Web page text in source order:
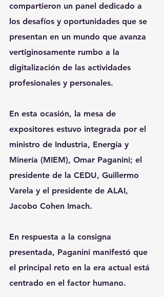
compartieron un panel dedicado a
los desafíos y oportunidades que se
presentan en un mundo que avanza
vertiginosamente rumbo a la
digitalización de las actividades
profesionales y personales.
En esta ocasión, la mesa de
expositores estuvo integrada por el
ministro de Industria, Energía y
Minería (MIEM), Omar Paganini; el
presidente de la CEDU, Guillermo
Varela y el presidente de ALAI,
Jacobo Cohen Imach.
En respuesta a la consigna
presentada, Paganini manifestó que
el principal reto en la era actual está
centrado en el factor humano.